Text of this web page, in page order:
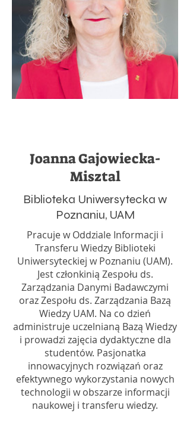
Joanna Gajowiecka-
Misztal
Biblioteka Uniwersytecka w
Poznaniu, UAM
Pracuje w Oddziale Informacji i
Transferu Wiedzy Biblioteki
Uniwersyteckiej w Poznaniu (UAM).
Jest członkinią Zespołu ds.
Zarządzania Danymi Badawczymi
oraz Zespołu ds. Zarządzania Bazą
Wiedzy UAM. Na co dzień
administruje uczelnianą Bazą Wiedzy
i prowadzi zajęcia dydaktyczne dla
studentów. Pasjonatka
innowacyjnych rozwiązań oraz
efektywnego wykorzystania nowych
technologii w obszarze informacji
naukowej i transferu wiedzy.